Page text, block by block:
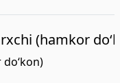
(hamkor